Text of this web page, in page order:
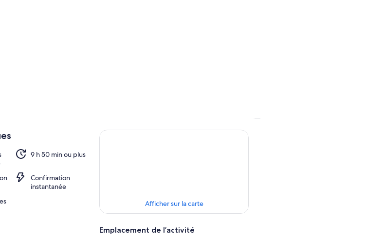
9 h 50 min ou plus
Confirmation
instantanée
Afficher sur la carte
Emplacement de l’activité